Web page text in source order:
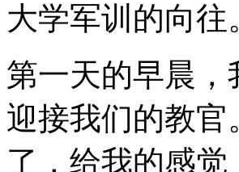
大学军训的向往
第一天的早晨
迎接我们的教
了，给我的感